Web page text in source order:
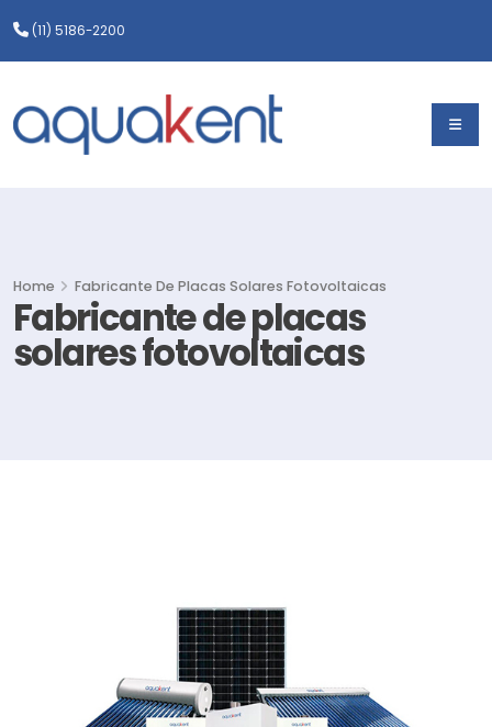
(11) 5186-2200
Fabricante de placas
solares fotovoltaicas
Home Fabricante De Placas Solares Fotovoltaicas